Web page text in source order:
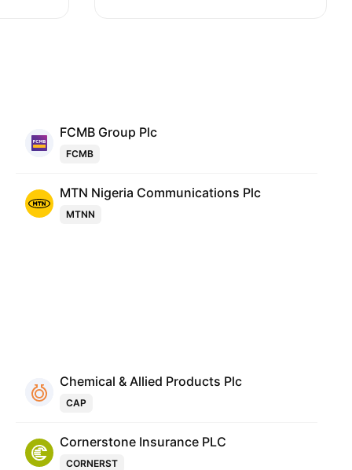
FCMB Group Plc
FCMB
MTN Nigeria Communications Plc
MTNN
Chemical & Allied Products Plc
CAP
Cornerstone Insurance PLC
CORNERST